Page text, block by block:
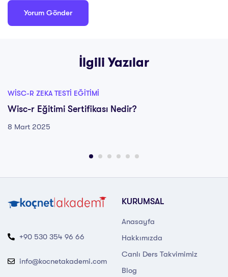
İlgili Yazılar
WISC-R ZEKA TESTI EĞITIMI
Wisc-r Eğitimi Sertifikası Nedir?
8 Mart 2025
+90 530 354 96 66
info@kocnetakademi.com
KURUMSAL
Anasayfa
Hakkımızda
Canlı Ders Takvimimiz
Blog